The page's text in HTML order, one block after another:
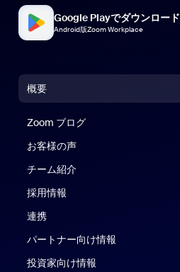
Google Playでダウンロード
Android版Zoom Workplace
概要
Zoom ブログ
お客様の声
チーム紹介
採用情報
連携
パートナー向け情報
投資家向け情報